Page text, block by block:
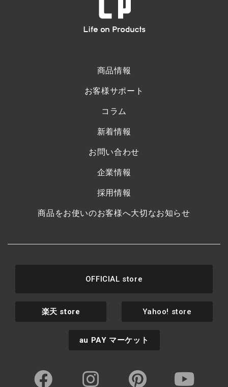
商品情報
お客様サポート
コラム
新着情報
お問い合わせ
企業情報
採用情報
商品をお使いのお客様へ大切なお知らせ
OFFICIAL store
楽天 store Yahoo! store
au PAY マーケット